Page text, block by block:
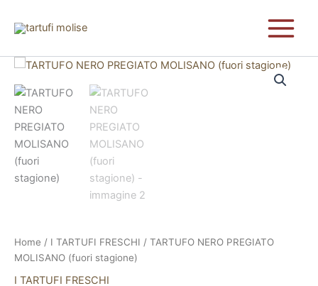
Home / I TARTUFI FRESCHI / TARTUFO NERO PREGIATO
MOLISANO (fuori stagione)
I TARTUFI FRESCHI
TARTUFO
PREGIATO
MOLISANO
stagione)
quantità